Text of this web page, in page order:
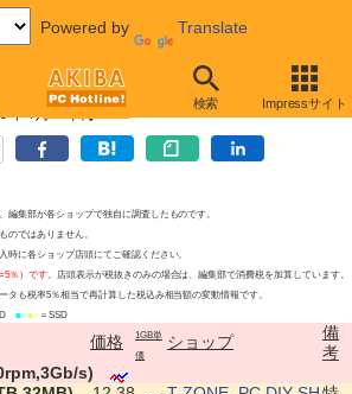
Powered by Translate
検索 Impressサイト
ショップ
月22日】
編集部が各ショップで独自に調査したものです。
のではありません。
時に各ショップ店頭にてご確認ください。
％）です。
店頭表示が税抜きのみの場合は、編集部で消費税を加算しています。
タも税率5％相当で再計算した税込み相当額の変動情報です。
■■■■ ＝SSD
価格
1GB単
価
ショップ
備
考
s)